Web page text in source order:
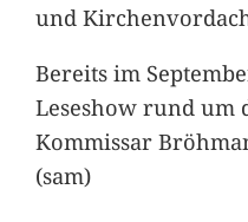
und
Bereits im
Leseshow rund um
Kommissar
(sam)